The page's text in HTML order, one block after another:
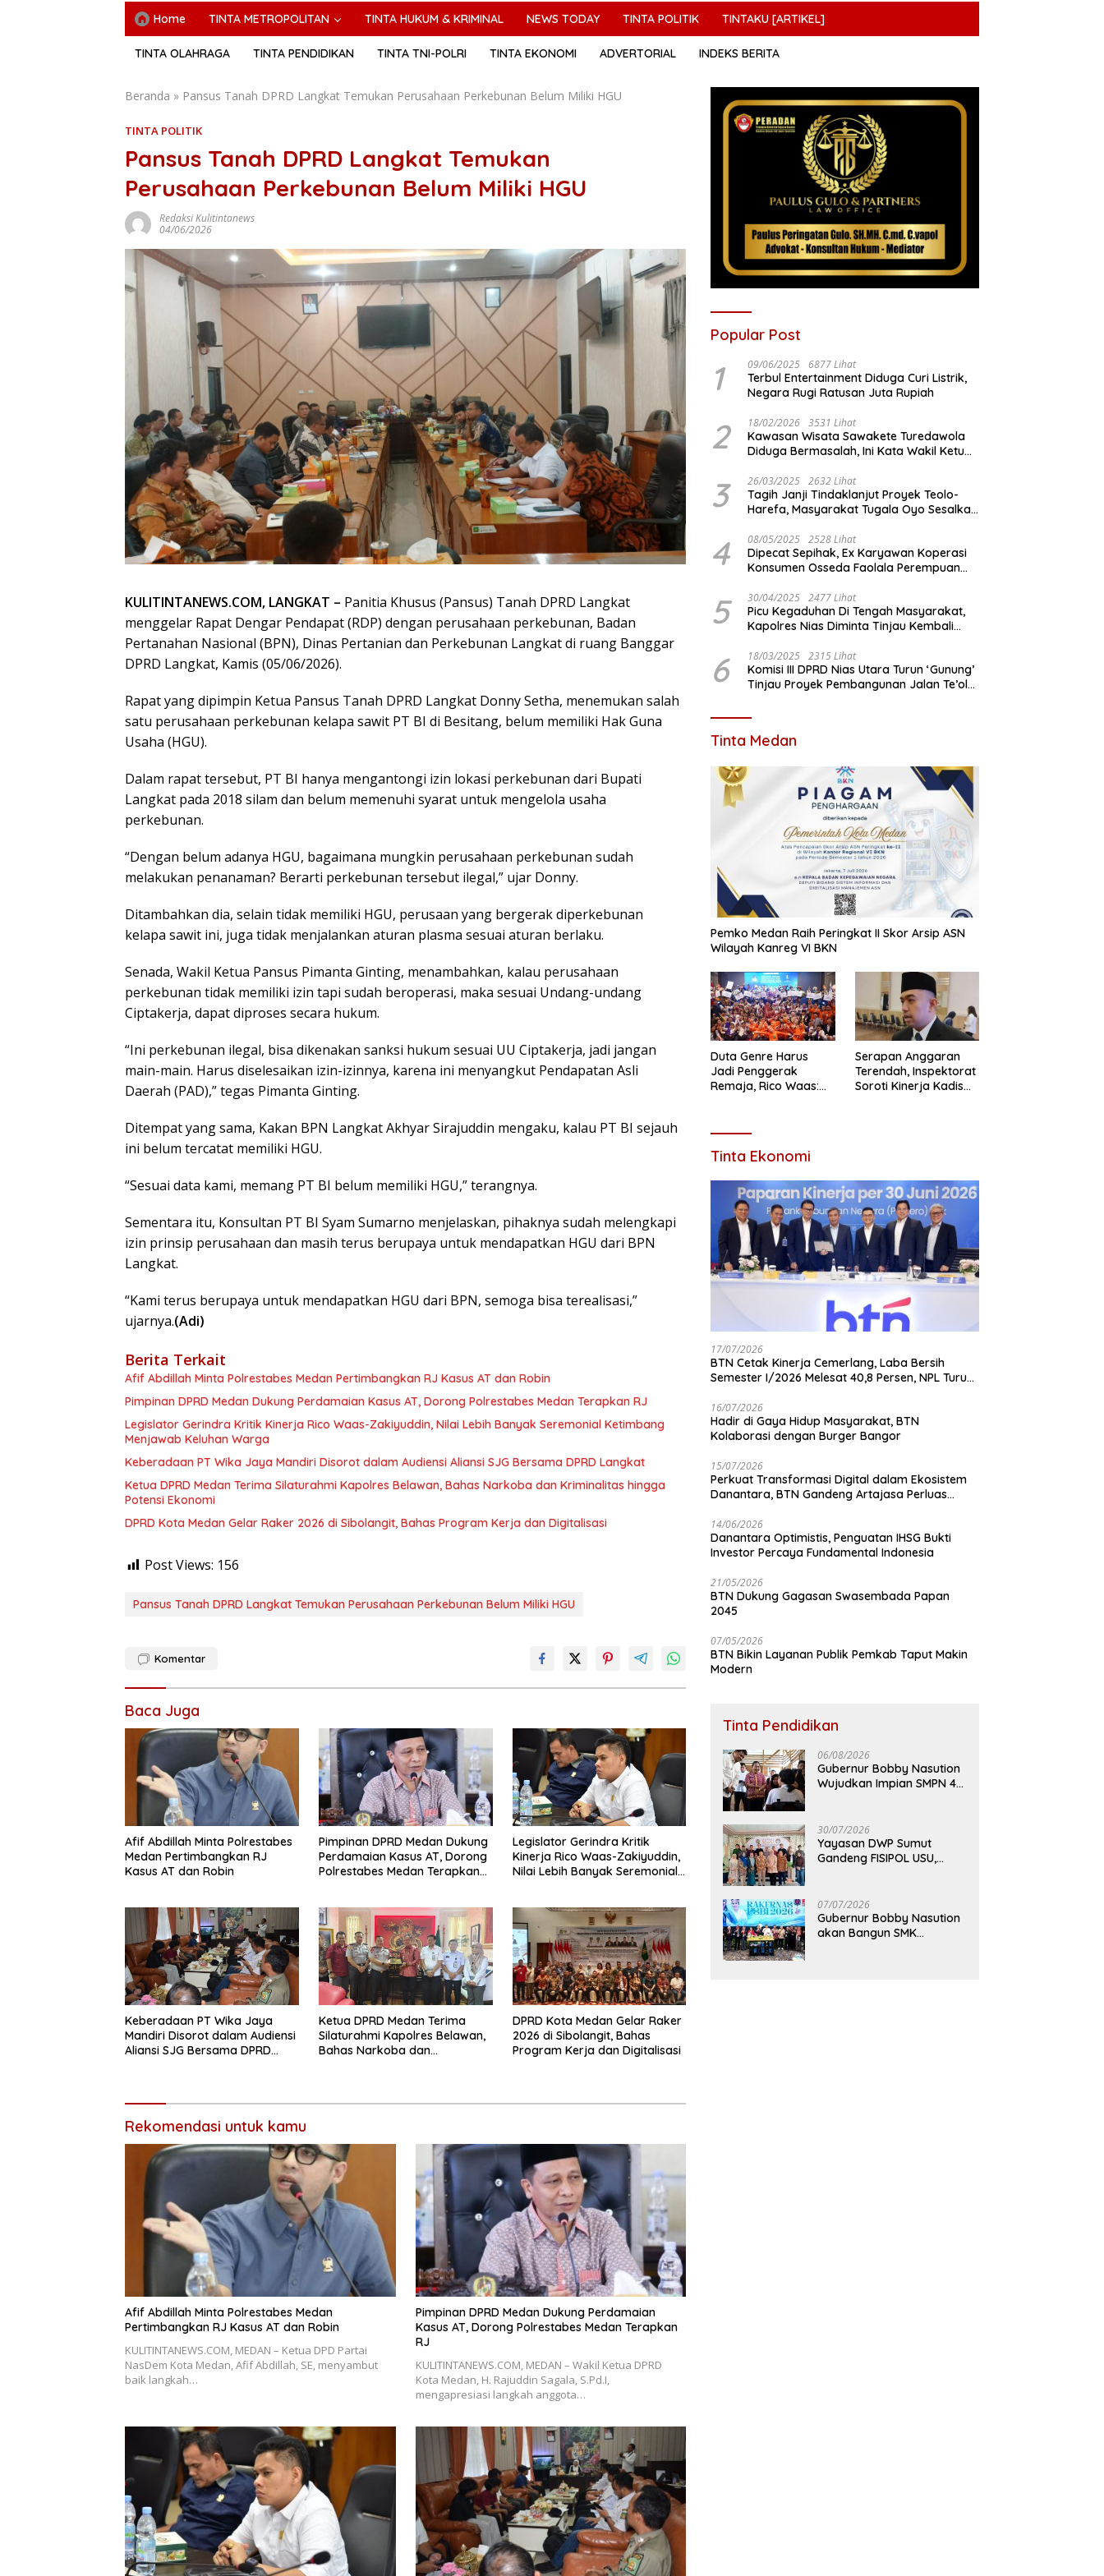
Home TINTA METROPOLITAN TINTA HUKUM & KRIMINAL NEWS TODAY TINTA POLITIK TINTAKU [ARTIKEL]
TINTA OLAHRAGA TINTA PENDIDIKAN TINTA TNI-POLRI TINTA EKONOMI ADVERTORIAL INDEKS BERITA
Beranda » Pansus Tanah DPRD Langkat Temukan Perusahaan Perkebunan Belum Miliki HGU
TINTA POLITIK
Pansus Tanah DPRD Langkat Temukan
Perusahaan Perkebunan Belum Miliki HGU
Redaksi Kulitintanews
04/06/2026
KULITINTANEWS.COM, LANGKAT – Panitia Khusus (Pansus) Tanah DPRD Langkat
menggelar Rapat Dengar Pendapat (RDP) dengan perusahaan perkebunan, Badan
Pertanahan Nasional (BPN), Dinas Pertanian dan Perkebunan Langkat di ruang Banggar
DPRD Langkat, Kamis (05/06/2026).
Rapat yang dipimpin Ketua Pansus Tanah DPRD Langkat Donny Setha, menemukan salah
satu perusahaan perkebunan kelapa sawit PT BI di Besitang, belum memiliki Hak Guna
Usaha (HGU).
Dalam rapat tersebut, PT BI hanya mengantongi izin lokasi perkebunan dari Bupati
Langkat pada 2018 silam dan belum memenuhi syarat untuk mengelola usaha
perkebunan.
“Dengan belum adanya HGU, bagaimana mungkin perusahaan perkebunan sudah
melakukan penanaman? Berarti perkebunan tersebut ilegal,” ujar Donny.
Ditambahkan dia, selain tidak memiliki HGU, perusaan yang bergerak diperkebunan
kelapa sawit ini, juga tidak menjalankan aturan plasma sesuai aturan berlaku.
Senada, Wakil Ketua Pansus Pimanta Ginting, menambahkan, kalau perusahaan
perkebunan tidak memiliki izin tapi sudah beroperasi, maka sesuai Undang-undang
Ciptakerja, dapat diproses secara hukum.
“Ini perkebunan ilegal, bisa dikenakan sanksi hukum sesuai UU Ciptakerja, jadi jangan
main-main. Harus diselesaikan izin-izinnya, karena ini menyangkut Pendapatan Asli
Daerah (PAD),” tegas Pimanta Ginting.
Ditempat yang sama, Kakan BPN Langkat Akhyar Sirajuddin mengaku, kalau PT BI sejauh
ini belum tercatat memiliki HGU.
“Sesuai data kami, memang PT BI belum memiliki HGU,” terangnya.
Sementara itu, Konsultan PT BI Syam Sumarno menjelaskan, pihaknya sudah melengkapi
izin prinsip perusahaan dan masih terus berupaya untuk mendapatkan HGU dari BPN
Langkat.
“Kami terus berupaya untuk mendapatkan HGU dari BPN, semoga bisa terealisasi,”
ujarnya.(Adi)
Berita Terkait
Afif Abdillah Minta Polrestabes Medan Pertimbangkan RJ Kasus AT dan Robin
Pimpinan DPRD Medan Dukung Perdamaian Kasus AT, Dorong Polrestabes Medan Terapkan RJ
Legislator Gerindra Kritik Kinerja Rico Waas-Zakiyuddin, Nilai Lebih Banyak Seremonial Ketimbang
Menjawab Keluhan Warga
Keberadaan PT Wika Jaya Mandiri Disorot dalam Audiensi Aliansi SJG Bersama DPRD Langkat
Ketua DPRD Medan Terima Silaturahmi Kapolres Belawan, Bahas Narkoba dan Kriminalitas hingga
Potensi Ekonomi
DPRD Kota Medan Gelar Raker 2026 di Sibolangit, Bahas Program Kerja dan Digitalisasi
Post Views: 156
Pansus Tanah DPRD Langkat Temukan Perusahaan Perkebunan Belum Miliki HGU
Komentar
Baca Juga
Afif Abdillah Minta Polrestabes
Medan Pertimbangkan RJ
Kasus AT dan Robin
Pimpinan DPRD Medan Dukung
Perdamaian Kasus AT, Dorong
Polrestabes Medan Terapkan
Legislator Gerindra Kritik
Kinerja Rico Waas-Zakiyuddin,
Nilai Lebih Banyak Seremonial
Keberadaan PT Wika Jaya
Mandiri Disorot dalam Audiensi
Aliansi SJG Bersama DPRD
Ketua DPRD Medan Terima
Silaturahmi Kapolres Belawan,
Bahas Narkoba dan
DPRD Kota Medan Gelar Raker
2026 di Sibolangit, Bahas
Program Kerja dan Digitalisasi
Rekomendasi untuk kamu
Afif Abdillah Minta Polrestabes Medan
Pertimbangkan RJ Kasus AT dan Robin
KULITINTANEWS.COM, MEDAN – Ketua DPD Partai
NasDem Kota Medan, Afif Abdillah, SE, menyambut
baik langkah…
Pimpinan DPRD Medan Dukung Perdamaian
Kasus AT, Dorong Polrestabes Medan Terapkan
RJ
KULITINTANEWS.COM, MEDAN – Wakil Ketua DPRD
Kota Medan, H. Rajuddin Sagala, S.Pd.I,
mengapresiasi langkah anggota…
Popular Post
1 09/06/2025 6877 Lihat
Terbul Entertainment Diduga Curi Listrik,
Negara Rugi Ratusan Juta Rupiah
2 18/02/2026 3531 Lihat
Kawasan Wisata Sawakete Turedawola
Diduga Bermasalah, Ini Kata Wakil Ketua
3 26/03/2025 2632 Lihat
Tagih Janji Tindaklanjut Proyek Teolo-
Harefa, Masyarakat Tugala Oyo Sesalkan
Utara
4 08/05/2025 2528 Lihat
Dipecat Sepihak, Ex Karyawan Koperasi
Konsumen Osseda Faolala Perempuan
5 30/04/2025 2477 Lihat
Picu Kegaduhan Di Tengah Masyarakat,
Kapolres Nias Diminta Tinjau Kembali
6 18/03/2025 2315 Lihat
Komisi III DPRD Nias Utara Turun ‘Gunung’
Tinjau Proyek Pembangunan Jalan Te’olo
Tinta Medan
Pemko Medan Raih Peringkat II Skor Arsip ASN
Wilayah Kanreg VI BKN
Duta Genre Harus
Jadi Penggerak
Remaja, Rico Waas:
Serapan Anggaran
Terendah, Inspektorat
Soroti Kinerja Kadis
Tinta Ekonomi
17/07/2026
BTN Cetak Kinerja Cemerlang, Laba Bersih
Semester I/2026 Melesat 40,8 Persen, NPL Turun
16/07/2026
Hadir di Gaya Hidup Masyarakat, BTN
Kolaborasi dengan Burger Bangor
15/07/2026
Perkuat Transformasi Digital dalam Ekosistem
Danantara, BTN Gandeng Artajasa Perluas
14/06/2026
Danantara Optimistis, Penguatan IHSG Bukti
Investor Percaya Fundamental Indonesia
21/05/2026
BTN Dukung Gagasan Swasembada Papan
2045
07/05/2026
BTN Bikin Layanan Publik Pemkab Taput Makin
Modern
Tinta Pendidikan
06/08/2026
Gubernur Bobby Nasution
Wujudkan Impian SMPN 4
30/07/2026
Yayasan DWP Sumut
Gandeng FISIPOL USU,
Pendidikan
07/07/2026
Gubernur Bobby Nasution
akan Bangun SMK